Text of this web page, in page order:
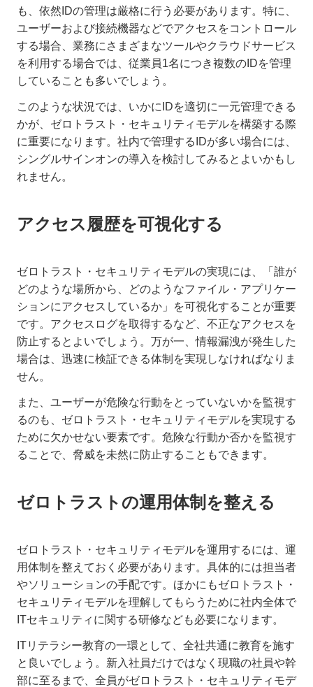
も、依然IDの管理は厳格に行う必要があります。特に、
ユーザーおよび接続機器などでアクセスをコントロール
する場合、業務にさまざまなツールやクラウドサービス
を利用する場合では、従業員1名につき複数のIDを管理
していることも多いでしょう。
このような状況では、いかにIDを適切に一元管理できる
かが、ゼロトラスト・セキュリティモデルを構築する際
に重要になります。社内で管理するIDが多い場合には、
シングルサインオンの導入を検討してみるとよいかもし
れません。
アクセス履歴を可視化する
ゼロトラスト・セキュリティモデルの実現には、「誰が
どのような場所から、どのようなファイル・アプリケー
ションにアクセスしているか」を可視化することが重要
です。アクセスログを取得するなど、不正なアクセスを
防止するとよいでしょう。万が一、情報漏洩が発生した
場合は、迅速に検証できる体制を実現しなければなりま
せん。
また、ユーザーが危険な行動をとっていないかを監視す
るのも、ゼロトラスト・セキュリティモデルを実現する
ために欠かせない要素です。危険な行動か否かを監視す
ることで、脅威を未然に防止することもできます。
ゼロトラストの運用体制を整える
ゼロトラスト・セキュリティモデルを運用するには、運
用体制を整えておく必要があります。具体的には担当者
やソリューションの手配です。ほかにもゼロトラスト・
セキュリティモデルを理解してもらうために社内全体で
ITセキュリティに関する研修なども必要になります。
ITリテラシー教育の一環として、全社共通に教育を施す
と良いでしょう。新入社員だけではなく現職の社員や幹
部に至るまで、全員がゼロトラスト・セキュリティモデ